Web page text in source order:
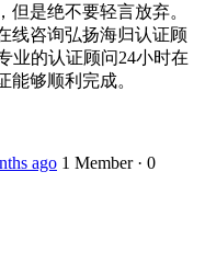
但是绝不要轻言放弃。
线咨询弘扬海归认证顾
业的认证顾问24小时在
能够顺利完成。
ago 1 Member · 0